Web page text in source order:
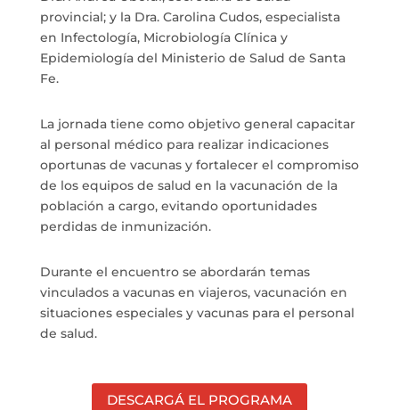
provincial; y la Dra. Carolina Cudos, especialista
en Infectología, Microbiología Clínica y
Epidemiología del Ministerio de Salud de Santa
Fe.
La jornada tiene como objetivo general capacitar
al personal médico para realizar indicaciones
oportunas de vacunas y fortalecer el compromiso
de los equipos de salud en la vacunación de la
población a cargo, evitando oportunidades
perdidas de inmunización.
Durante el encuentro se abordarán temas
vinculados a vacunas en viajeros, vacunación en
situaciones especiales y vacunas para el personal
de salud.
DESCARGÁ EL PROGRAMA